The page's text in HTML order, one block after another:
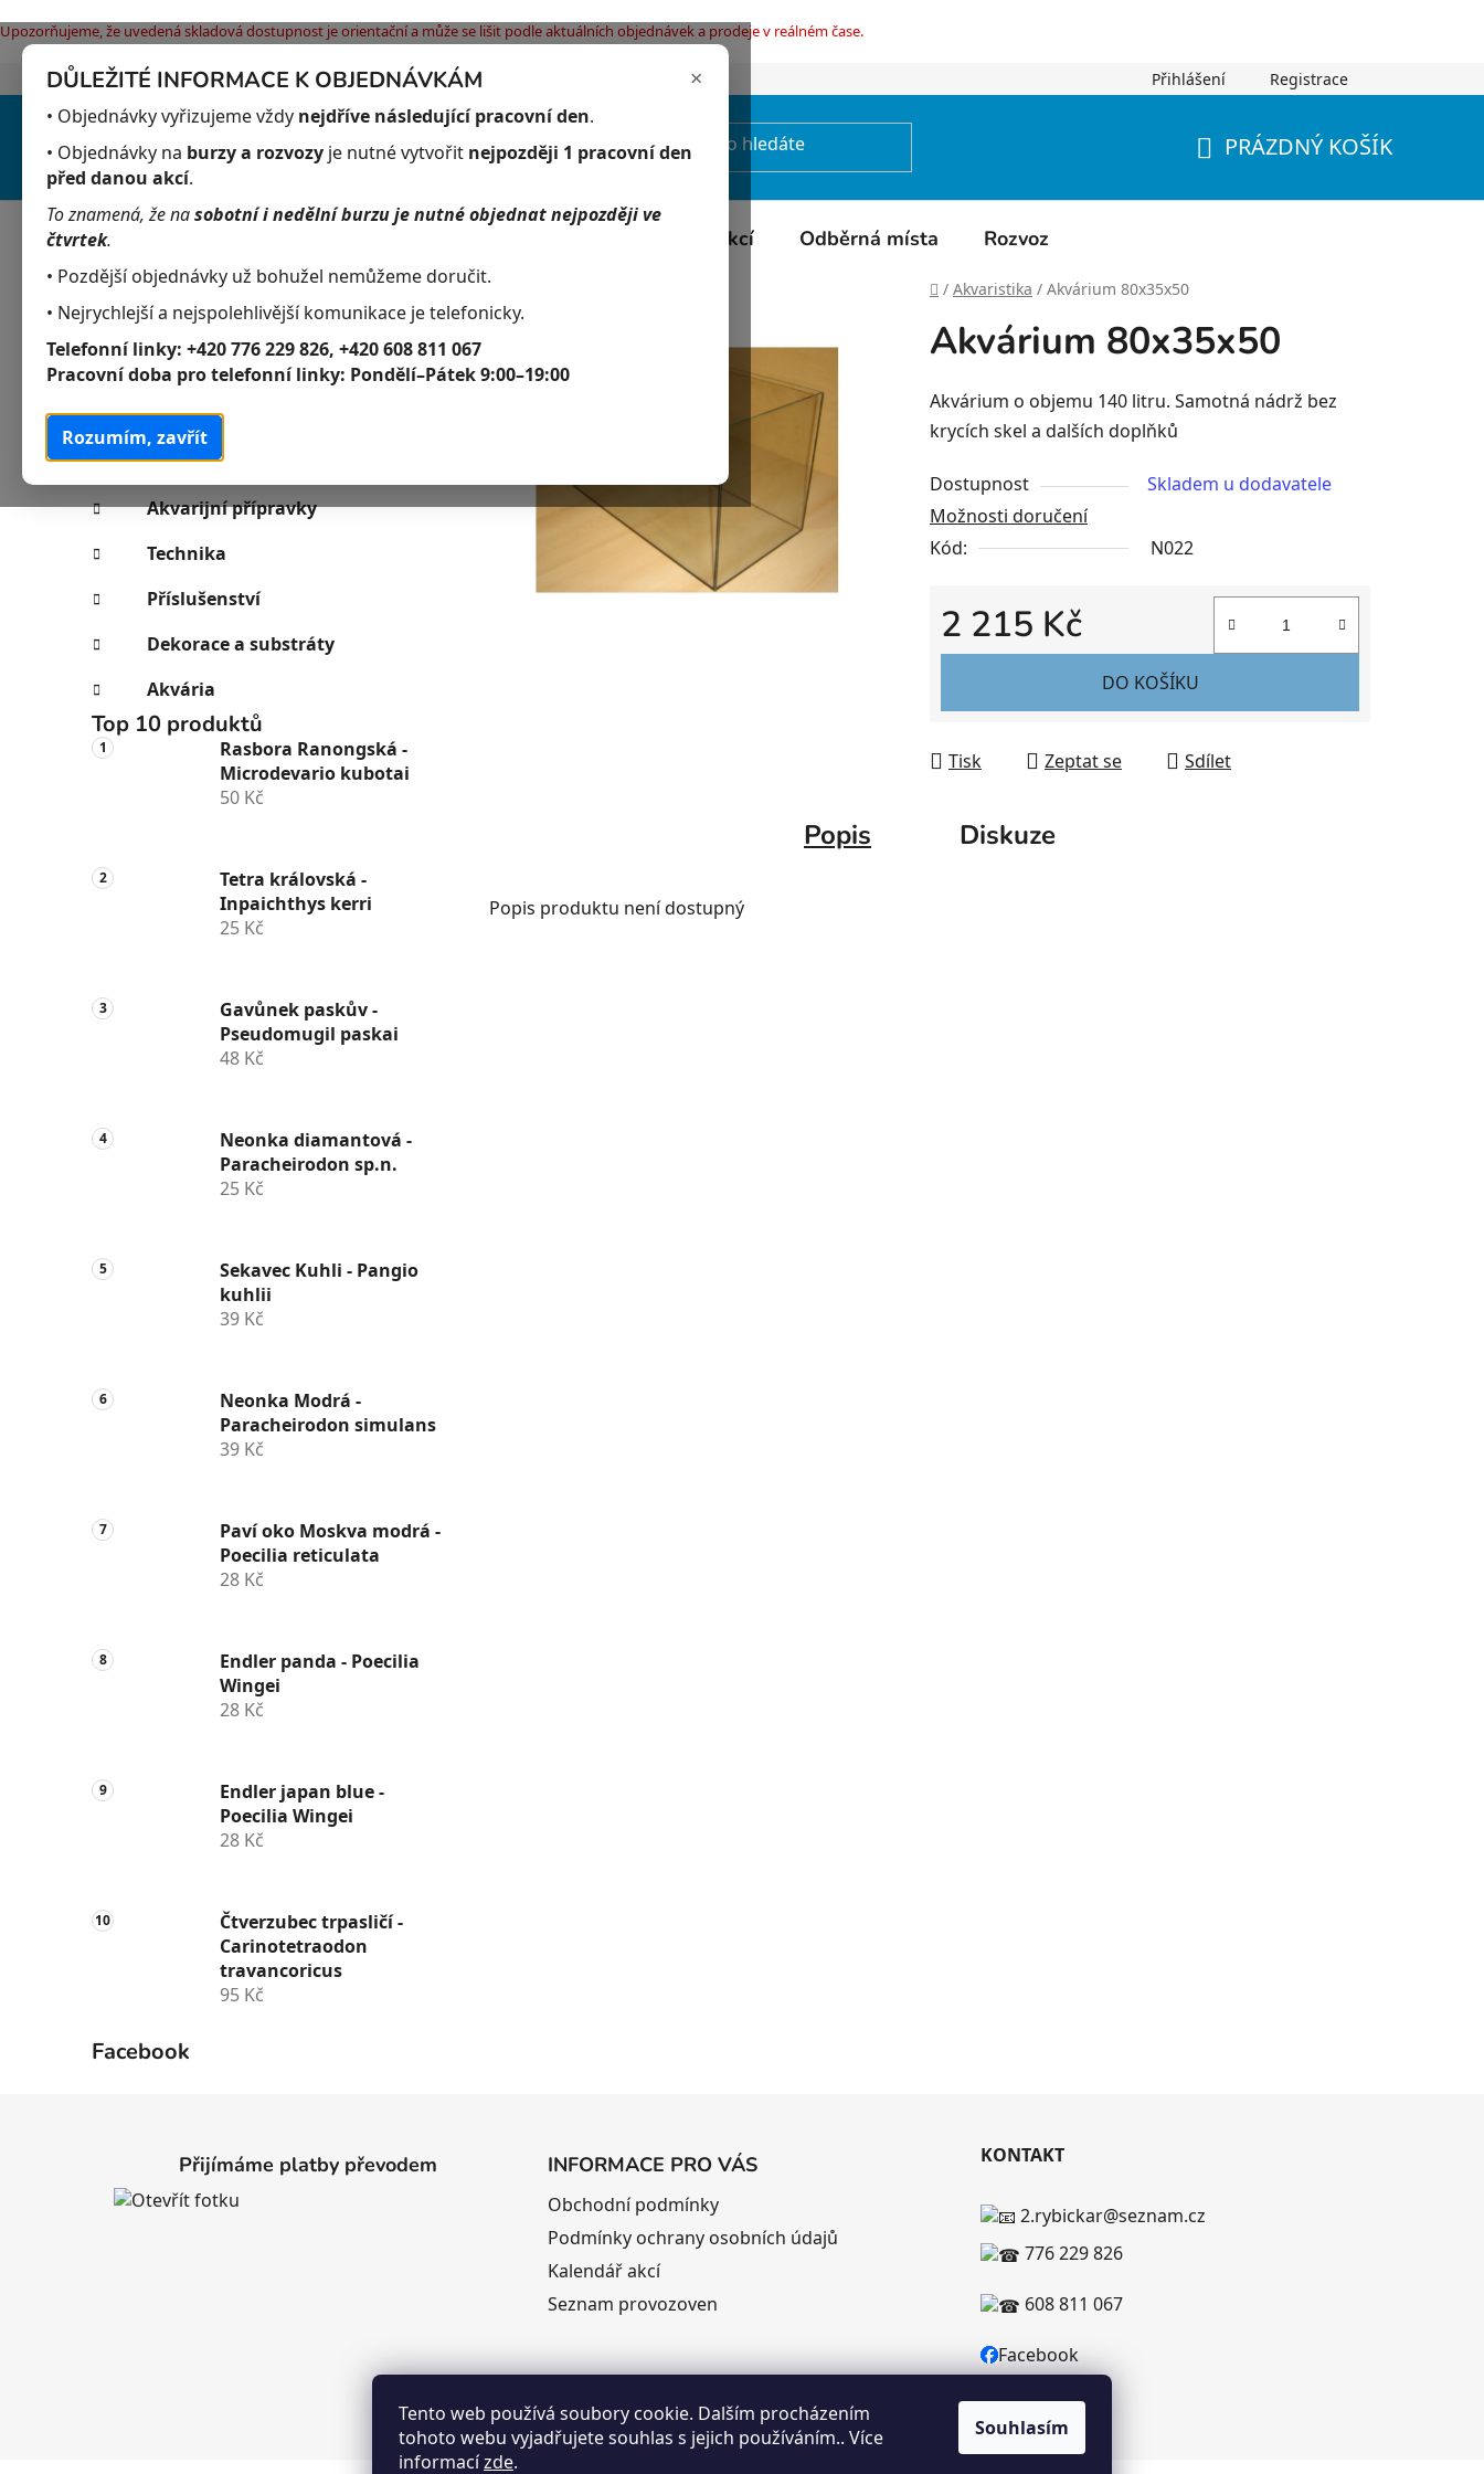
×
DŮLEŽITÉ INFORMACE K OBJEDNÁVKÁM
• Objednávky vyřizujeme vždy nejdříve následující pracovní den.
• Objednávky na burzy a rozvozy je nutné vytvořit nejpozději 1 pracovní den
před danou akcí.
To znamená, že nasobotní i nedělní burzu je nutné objednat nejpozději ve
čtvrtek.
• Pozdější objednávky už bohužel nemůžeme doručit.
• Nejrychlejší a nejspolehlivější komunikace je telefonicky.
Telefonní linky: +420 776 229 826, +420 608 811 067
Pracovní doba pro telefonní linky: Pondělí–Pátek 9:00–19:00
Rozumím, zavřít
Upozorňujeme, že uvedená skladová dostupnost je orientační a může se lišit podle aktuálních objednávek a prodeje v reálném čase.
Tento web používá soubory cookie. Dalším procházením
tohoto webu vyjadřujete souhlas s jejich používáním.. Více
informacízde.
Souhlasím
Přejít
obsah
Jak nakupovat Obchodní podmínky Podmínky ochrany osobních údajů Přihlášení Registrace
PRÁZDNÝ KOŠÍK
Kalendář akcí Odběrná místa Rozvoz
Domů
/ Akvaristika / Akvárium 80x35x50
P
o
s
r
a
n
n
í
p
a
e
l
Přeskočit
K
a
t
e
g
o
r
i
e
Akvaristika
Akvarijní živočichové
Akvarijní rostliny
Krmivo
Akvarijní přípravky
Technika
Příslušenství
Dekorace a substráty
Akvária
Top 10 produktů
Rasbora Ranongská -
Microdevario kubotai
50 Kč
Tetra královská -
Inpaichthys kerri
25 Kč
Gavůnek paskův -
Pseudomugil paskai
48 Kč
Neonka diamantová -
Paracheirodon sp.n.
25 Kč
Sekavec Kuhli - Pangio
kuhlii
39 Kč
Neonka Modrá -
Paracheirodon simulans
39 Kč
Paví oko Moskva modrá -
Poecilia reticulata
28 Kč
Endler panda - Poecilia
Wingei
28 Kč
Endler japan blue -
Poecilia Wingei
28 Kč
Čtverzubec trpasličí -
Carinotetraodon
travancoricus
95 Kč
Facebook
Akvárium 80x35x50
Akvárium o objemu 140 litru. Samotná nádrž bez
krycích skel a dalších doplňků
Dostupnost
Skladem u dodavatele
Možnosti doručení
Kód:
N022
2 215 Kč
Měrná cena:
DO KOŠÍKU
Tisk Zeptat se Sdílet
Popis Diskuze
Popis produktu není dostupný
Přijímáme platby převodem INFORMACE PRO VÁS
Obchodní podmínky
Podmínky ochrany osobních údajů
Kalendář akcí
Seznam provozoven
KONTAKT
2.rybickar@seznam.cz
776 229 826
608 811 067
Facebook